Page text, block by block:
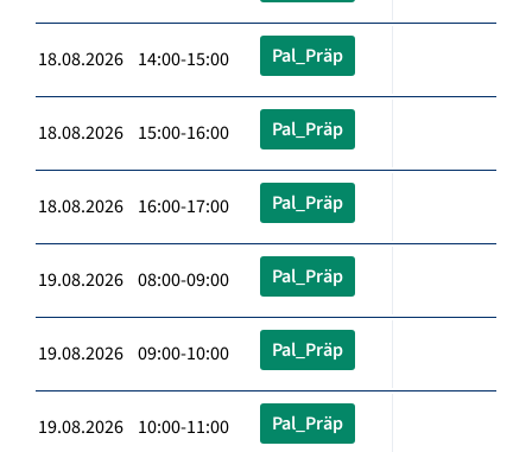
18.08.2026 14:00-15:00 Pal_Präp
18.08.2026 15:00-16:00 Pal_Präp
18.08.2026 16:00-17:00 Pal_Präp
19.08.2026 08:00-09:00 Pal_Präp
19.08.2026 09:00-10:00 Pal_Präp
19.08.2026 10:00-11:00 Pal_Präp